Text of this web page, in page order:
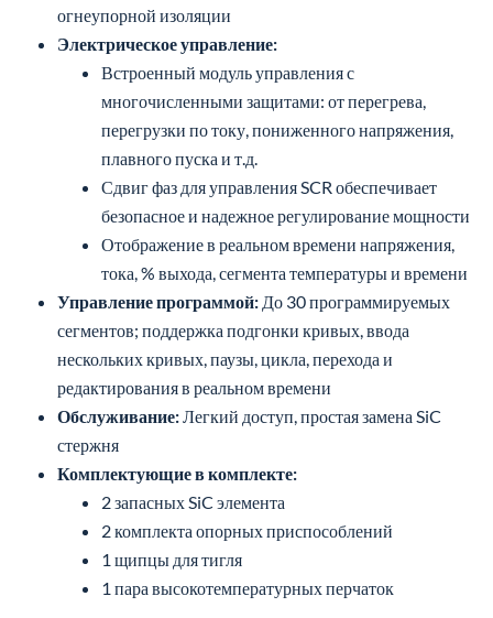
огнеупорной изоляции
Электрическое управление:
Встроенный модуль управления с
многочисленными защитами: от перегрева,
перегрузки по току, пониженного напряжения,
плавного пуска и т.д.
Сдвиг фаз для управления SCR обеспечивает
безопасное и надежное регулирование мощности
Отображение в реальном времени напряжения,
тока, % выхода, сегмента температуры и времени
Управление программой: До 30 программируемых
сегментов; поддержка подгонки кривых, ввода
нескольких кривых, паузы, цикла, перехода и
редактирования в реальном времени
Обслуживание:Легкий доступ, простая замена SiC
стержня
Комплектующие в комплекте:
2 запасных SiC элемента
2 комплекта опорных приспособлений
1 щипцы для тигля
1 пара высокотемпературных перчаток